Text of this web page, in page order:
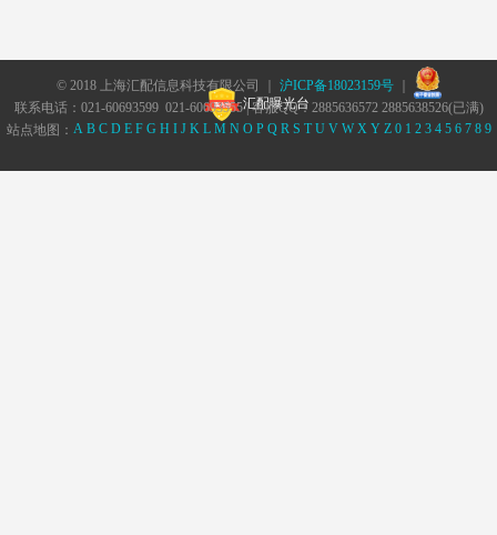
© 2018 上海汇配信息科技有限公司 ｜ 沪ICP备18023159号｜
汇配曝光台
联系电话：021-60693599 021-60693555 | 客服QQ：2885636572 2885638526(已满)
站点地图： A B C D E F G H I J K L M N O P Q R S T U V W X Y Z 0 1 2 3 4 5 6 7 8 9